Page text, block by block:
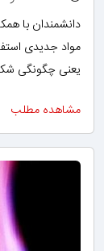
دانشمندان با
مواد جدیدی
یعنی چگونگی
مشاهده مطلب